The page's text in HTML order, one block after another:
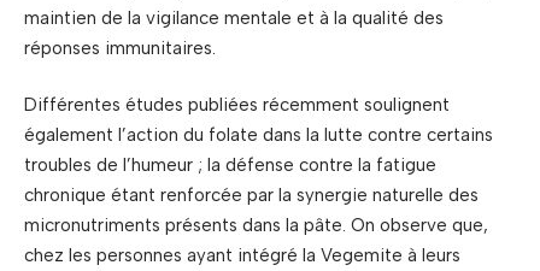
maintien de la vigilance mentale et à la qualité des
réponses immunitaires.
Différentes études publiées récemment soulignent
également l’action du folate dans la lutte contre certains
troubles de l’humeur ; la défense contre la fatigue
chronique étant renforcée par la synergie naturelle des
micronutriments présents dans la pâte. On observe que,
chez les personnes ayant intégré la Vegemite à leurs